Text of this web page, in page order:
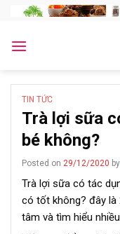
content
TIN TỨC
Trà lợi sữa
bé không?
Posted on 29/12/2020 by
Trà lợi sữa có tác
có tốt không? đây
tâm và tìm hiểu